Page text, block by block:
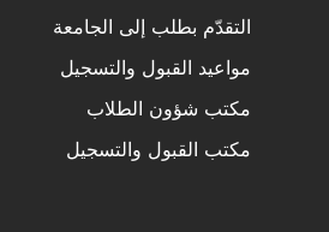
التقدّم بطلب إلى الجامعة
مواعيد القبول والتسجيل
مكتب شؤون الطلاب
مكتب القبول والتسجيل